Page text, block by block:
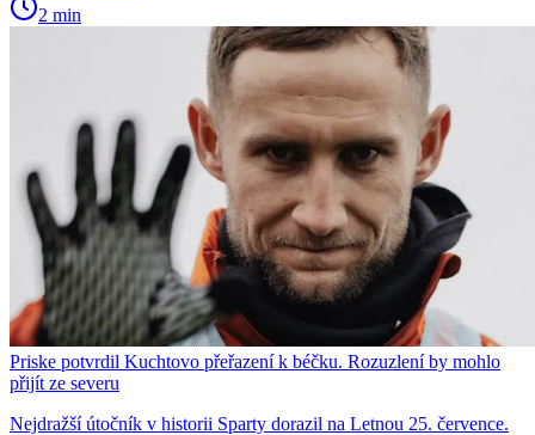
2 min
Priske potvrdil Kuchtovo přeřazení k béčku. Rozuzlení by mohlo
přijít ze severu
Nejdražší útočník v historii Sparty dorazil na Letnou 25. července.